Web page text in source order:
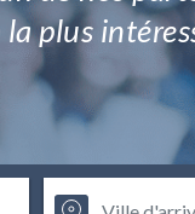
plus